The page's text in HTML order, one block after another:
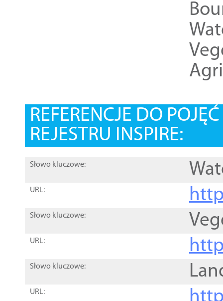
REFERENCJE DO
REJESTRU INSPIRE:
Słowo kluczowe:
URL:
Słowo kluczowe:
URL:
Słowo kluczowe:
URL: